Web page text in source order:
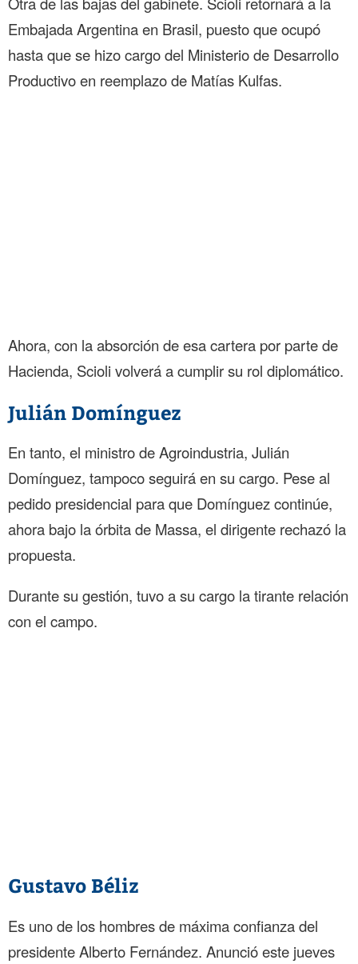
Embajada Argentina en Brasil, puesto que ocupó
hasta que se hizo cargo del Ministerio de Desarrollo
Productivo en reemplazo de Matías Kulfas.
Ahora, con la absorción de esa cartera por parte de
Hacienda, Scioli volverá a cumplir su rol diplomático.
Julián Domínguez
En tanto, el ministro de Agroindustria, Julián
Domínguez, tampoco seguirá en su cargo. Pese al
pedido presidencial para que Domínguez continúe,
ahora bajo la órbita de Massa, el dirigente rechazó la
propuesta.
Durante su gestión, tuvo a su cargo la tirante relación
con el campo.
Gustavo Béliz
Es uno de los hombres de máxima confianza del
presidente Alberto Fernández. Anunció este jueves